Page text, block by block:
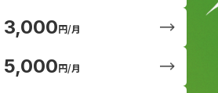
3,000円/月
5,000円/月